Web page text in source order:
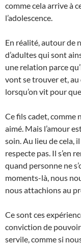
comme cela arrive à
l’adolescence.
En réalité, autour de
d’adultes qui sont
une relation parce
vont se trouver et, au
lorsqu’on vit pour
Ce fils cadet, comme
aimé. Mais l’amour
soin. Au lieu de cela,
respecte pas. Il s’en
quand personne ne
moments-là, nous
nous attachions au
Ce sont ces
conviction de
servile, comme si